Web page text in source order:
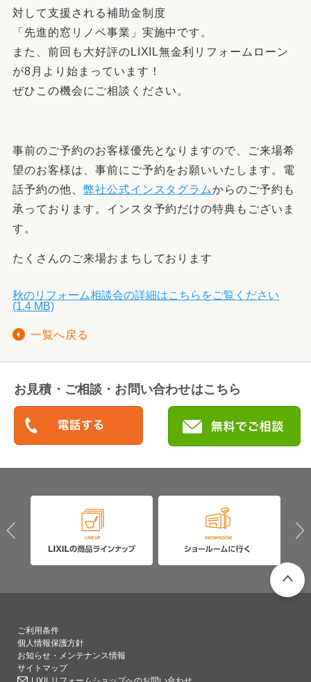
対して支援される補助金制度
「先進的窓リノベ事業」実施中です。
また、前回も大好評のLIXIL無金利リフォームローン
が8月より始まっています！
ぜひこの機会にご相談ください。
事前のご予約のお客様優先となりますので、ご来場希
望のお客様は、事前にご予約をお願いいたします。電
話予約の他、 弊社公式インスタグラムからのご予約も
承っております。インスタ予約だけの特典もございま
す。
たくさんのご来場おまちしております
秋のリフォーム相談会の詳細はこちらをご覧ください
(1.4 MB)
一覧へ戻る
お見積・ご相談・お問い合わせはこちら
ご利用条件
個人情報保護方針
お知らせ・メンテナンス情報
サイトマップ